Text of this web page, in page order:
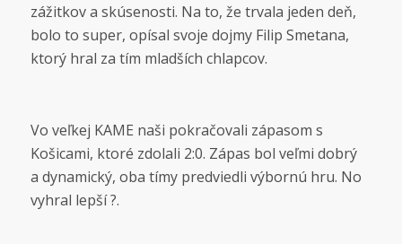
zážitkov a skúsenosti. Na to, že trvala jeden deň,
bolo to super, opísal svoje dojmy Filip Smetana,
ktorý hral za tím mladších chlapcov.
Vo veľkej KAME naši pokračovali zápasom s
Košicami, ktoré zdolali 2:0. Zápas bol veľmi dobrý
a dynamický, oba tímy predviedli výbornú hru. No
vyhral lepší?.